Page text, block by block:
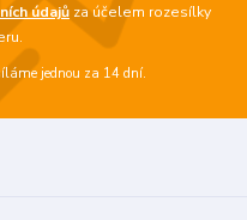
údajůza účelem rozesílky
jednou za 14 dní.